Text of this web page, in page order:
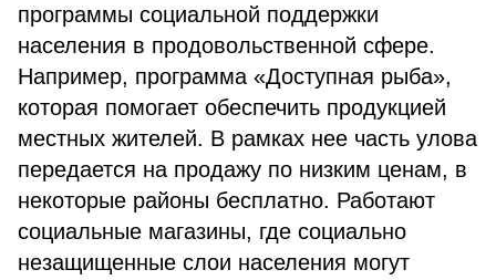
программы социальной поддержки
населения в продовольственной сфере.
Например, программа «Доступная рыба»,
которая помогает обеспечить продукцией
местных жителей. В рамках нее часть улова
передается на продажу по низким ценам, в
некоторые районы бесплатно. Работают
социальные магазины, где социально
незащищенные слои населения могут